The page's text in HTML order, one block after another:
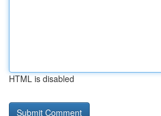
HTML is disabled